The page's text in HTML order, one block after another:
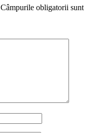
Câmpurile obligatorii sunt